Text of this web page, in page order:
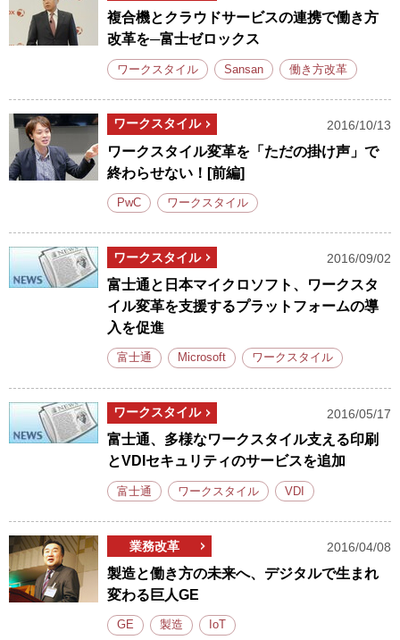
複合機とクラウドサービスの連携で働き方
改革を─富士ゼロックス
ワークスタイル Sansan 働き方改革
ワークスタイル 2016/10/13
ワークスタイル変革を「ただの掛け声」で
終わらせない！[前編]
PwC ワークスタイル
ワークスタイル 2016/09/02
富士通と日本マイクロソフト、ワークスタ
イル変革を支援するプラットフォームの導
入を促進
富士通 Microsoft ワークスタイル
ワークスタイル 2016/05/17
富士通、多様なワークスタイル支える印刷
とVDIセキュリティのサービスを追加
富士通 ワークスタイル VDI
業務改革 2016/04/08
製造と働き方の未来へ、デジタルで生まれ
変わる巨人GE
GE 製造 IoT